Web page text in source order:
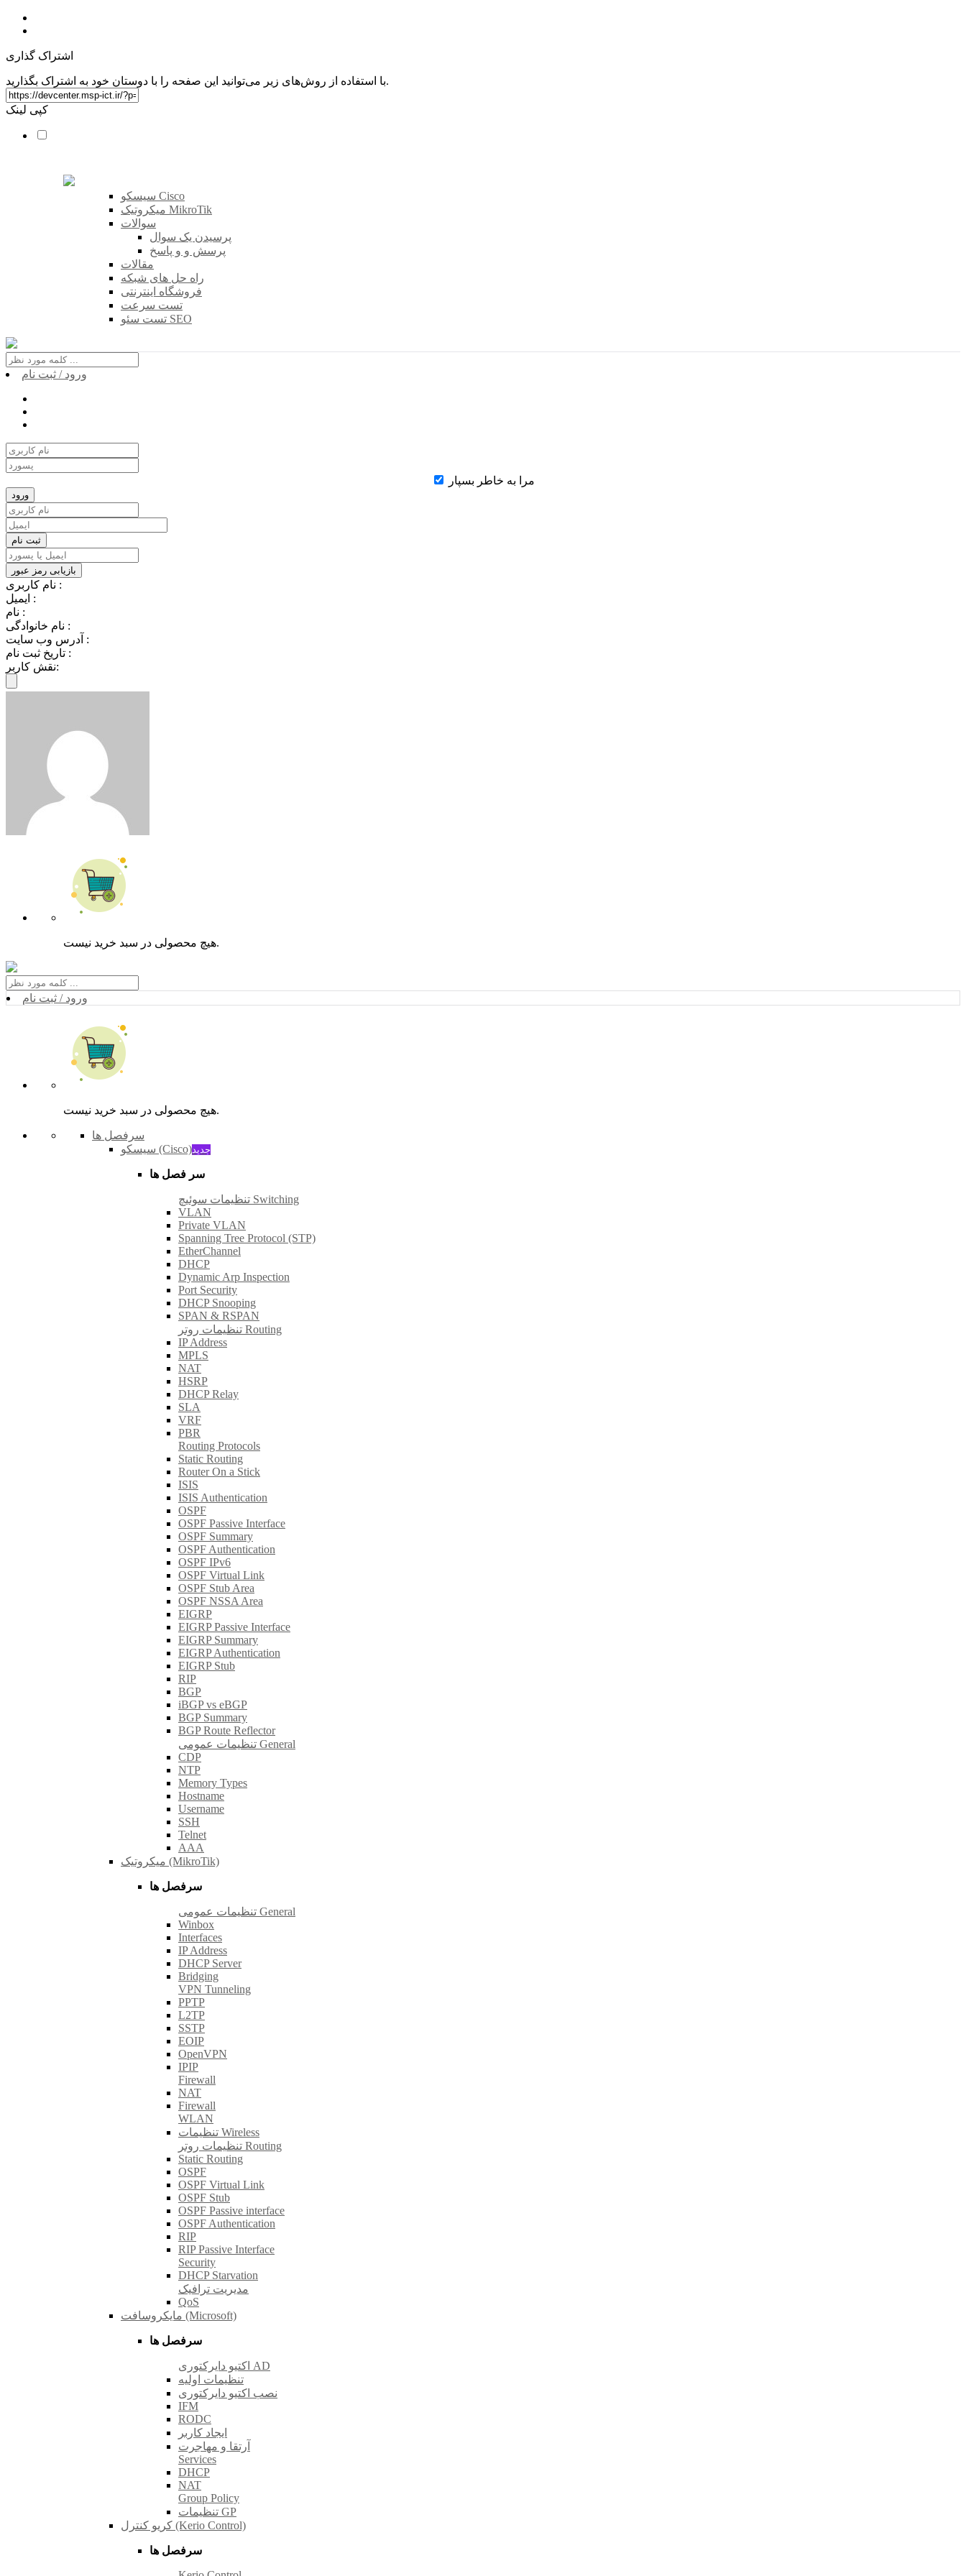
اشتراک گذاری
با استفاده از روش‌های زیر می‌توانید این صفحه را با دوستان خود به اشتراک بگذارید.
کپی لینک
سیسکو Cisco
میکروتیک MikroTik
سوالات
پرسیدن یک سوال
پرسش و و پاسخ
مقالات
راه حل های شبکه
فروشگاه اینترنتی
تست سرعت
تست سئو SEO
ورود / ثبت نام
مرا به خاطر بسپار
نام کاربری :
ایمیل :
نام :
نام خانوادگی :
آدرس وب سایت :
تاریخ ثبت نام :
نقش کاربر:
هیچ محصولی در سبد خرید نیست.
ورود / ثبت نام
هیچ محصولی در سبد خرید نیست.
سرفصل ها
سیسکو (Cisco)جدید
سر فصل ها
تنظیمات سوئیچ Switching
VLAN
Private VLAN
Spanning Tree Protocol (STP)
EtherChannel
DHCP
Dynamic Arp Inspection
Port Security
DHCP Snooping
SPAN & RSPAN
تنظیمات روتر Routing
IP Address
MPLS
NAT
HSRP
DHCP Relay
SLA
VRF
PBR
Routing Protocols
Static Routing
Router On a Stick
ISIS
ISIS Authentication
OSPF
OSPF Passive Interface
OSPF Summary
OSPF Authentication
OSPF IPv6
OSPF Virtual Link
OSPF Stub Area
OSPF NSSA Area
EIGRP
EIGRP Passive Interface
EIGRP Summary
EIGRP Authentication
EIGRP Stub
RIP
BGP
iBGP vs eBGP
BGP Summary
BGP Route Reflector
تنظیمات عمومی General
CDP
NTP
Memory Types
Hostname
Username
SSH
Telnet
AAA
میکروتیک (MikroTik)
سرفصل ها
تنظیمات عمومی General
Winbox
Interfaces
IP Address
DHCP Server
Bridging
VPN Tunneling
PPTP
L2TP
SSTP
EOIP
OpenVPN
IPIP
Firewall
NAT
Firewall
WLAN
تنظیمات Wireless
تنظیمات روتر Routing
Static Routing
OSPF
OSPF Virtual Link
OSPF Stub
OSPF Passive interface
OSPF Authentication
RIP
RIP Passive Interface
Security
DHCP Starvation
مدیریت ترافیک
QoS
مایکروسافت (Microsoft)
سرفصل ها
اکتیو دایرکتوری AD
تنظیمات اولیه
نصب اکتیو دایرکتوری
IFM
RODC
ایجاد کاربر
آرتقا و مهاجرت
Services
DHCP
NAT
Group Policy
تنظیمات GP
کریو کنترل (Kerio Control)
سرفصل ها